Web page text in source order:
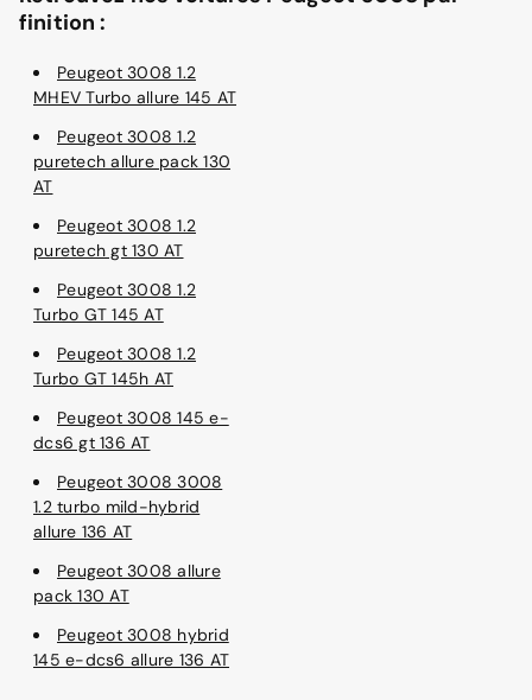
finition :
Peugeot 3008 1.2
MHEV Turbo allure 145 AT
Peugeot 3008 1.2
puretech allure pack 130
AT
Peugeot 3008 1.2
puretech gt 130 AT
Peugeot 3008 1.2
Turbo GT 145 AT
Peugeot 3008 1.2
Turbo GT 145h AT
Peugeot 3008 145 e-
dcs6 gt 136 AT
Peugeot 3008 3008
1.2 turbo mild-hybrid
allure 136 AT
Peugeot 3008 allure
pack 130 AT
Peugeot 3008 hybrid
145 e-dcs6 allure 136 AT